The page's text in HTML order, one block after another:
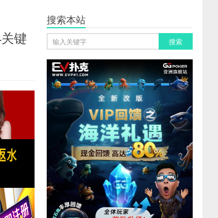
键
搜索本站